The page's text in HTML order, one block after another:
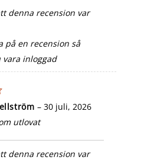
denna recension var
på en recension så
vara inloggad
– 30 juli, 2026
utlovat
denna recension var